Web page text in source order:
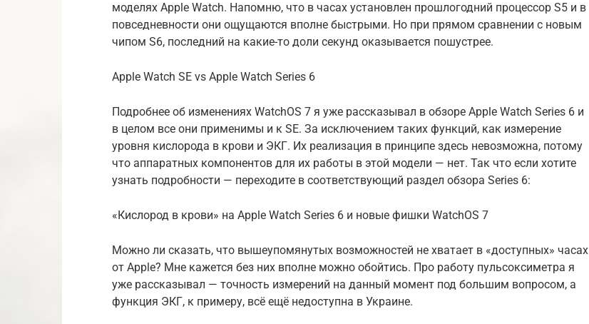
моделях Apple Watch. Напомню, что в часах установлен прошлогодний процессор S5 и в
повседневности они ощущаются вполне быстрыми. Но при прямом сравнении с новым
чипом S6, последний на какие-то доли секунд оказывается пошустрее.
Apple Watch SE vs Apple Watch Series 6
Подробнее об изменениях WatchOS 7 я уже рассказывал в обзоре Apple Watch Series 6 и
в целом все они применимы и к SE. За исключением таких функций, как измерение
уровня кислорода в крови и ЭКГ. Их реализация в принципе здесь невозможна, потому
что аппаратных компонентов для их работы в этой модели — нет. Так что если хотите
узнать подробности — переходите в соответствующий раздел обзора Series 6:
«Кислород в крови» на Apple Watch Series 6 и новые фишки WatchOS 7
Можно ли сказать, что вышеупомянутых возможностей не хватает в «доступных» часах
от Apple? Мне кажется без них вполне можно обойтись. Про работу пульсоксиметра я
уже рассказывал — точность измерений на данный момент под большим вопросом, а
функция ЭКГ, к примеру, всё ещё недоступна в Украине.